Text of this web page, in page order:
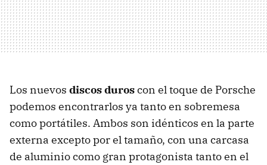
Los nuevos discos duroscon el toque de Porsche
podemos encontrarlos ya tanto en sobremesa
como portátiles. Ambos son idénticos en la parte
externa excepto por el tamaño, con una carcasa
de aluminio como gran protagonista tanto en el